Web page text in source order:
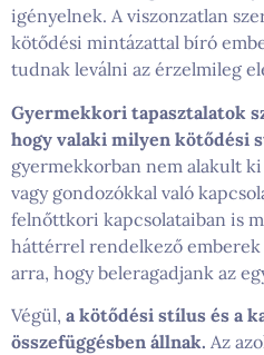
igényelnek. A viszonzatlan
kötődési mintázattal bíró
tudnak leválni az érzelmileg
Gyermekkori tapasztalatok
hogy valaki milyen kötődési
gyermekkorban nem alakult
vagy gondozókkal való
felnőttkori kapcsolataiban is
háttérrel rendelkező emberek
arra, hogy beleragadjank az
Végül, a kötődési stílus és a
összefüggésben állnak. Az